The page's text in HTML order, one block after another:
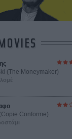
(The Moneymaker)
Conforme)